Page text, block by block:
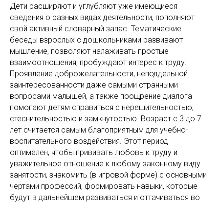
Дети расширяют и углубляют уже имеющиеся
сведения о разных видах деятельности, пополняют
свой активный словарный запас. Тематические
беседы взрослых с дошкольниками развивают
мышление, позволяют налаживать простые
взаимоотношения, пробуждают интерес к труду.
Проявление доброжелательности, неподдельной
заинтересованности даже самыми странными
вопросами малышей, а также поощрение диалога
помогают детям справиться с нерешительностью,
стеснительностью и замкнутостью. Возраст с 3 до 7
лет считается самым благоприятным для учебно-
воспитательного воздействия. Этот период
оптимален, чтобы прививать любовь к труду и
уважительное отношение к любому законному виду
занятости, знакомить (в игровой форме) с основными
чертами профессий, формировать навыки, которые
будут в дальнейшем развиваться и оттачиваться во